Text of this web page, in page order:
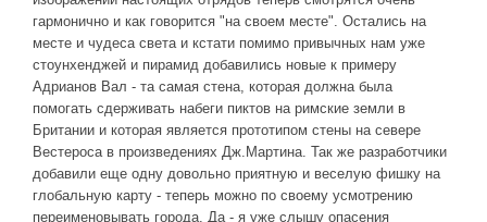
гармонично и как говорится "на своем месте". Остались на
месте и чудеса света и кстати помимо привычных нам уже
стоунхенджей и пирамид добавились новые к примеру
Адрианов Вал - та самая стена, которая должна была
помогать сдерживать набеги пиктов на римские земли в
Британии и которая является прототипом стены на севере
Вестероса в произведениях Дж.Мартина. Так же разработчики
добавили еще одну довольно приятную и веселую фишку на
глобальную карту - теперь можно по своему усмотрению
переименовывать города. Да - я уже слышу опасения